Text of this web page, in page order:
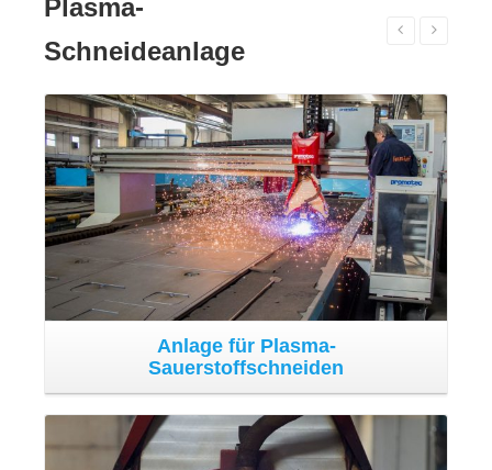
Sauerstoffschneiden
Die Schneideanlage ist verbunden mit Plasma- und
Sauerstoffschneidköpfen. Die Anlage ist mit einen
Kontrollsystem über die Höhe des Brenners ausgestattet,
weiter gibt eine numerische Kontrolle, welche dem
Bediener die graphische Visualisierung des Arbeitsplans
und des Schnittfortschritts ermöglicht. Die Anlage
gestattet mit ihrer Konfiguration eine erhöhte Vielseitigkeit
in der Nutzung sowie ausgesprochen gute Leistungen
sowohl in Bezug auf die Qualität des Halbstücks, als auch
auf die Produktivität.